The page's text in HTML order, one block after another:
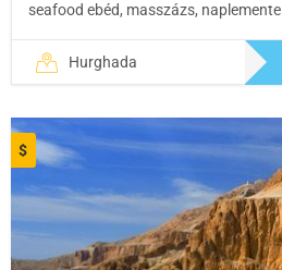
seafood ebéd, masszázs, naplemente
Hurghada
$